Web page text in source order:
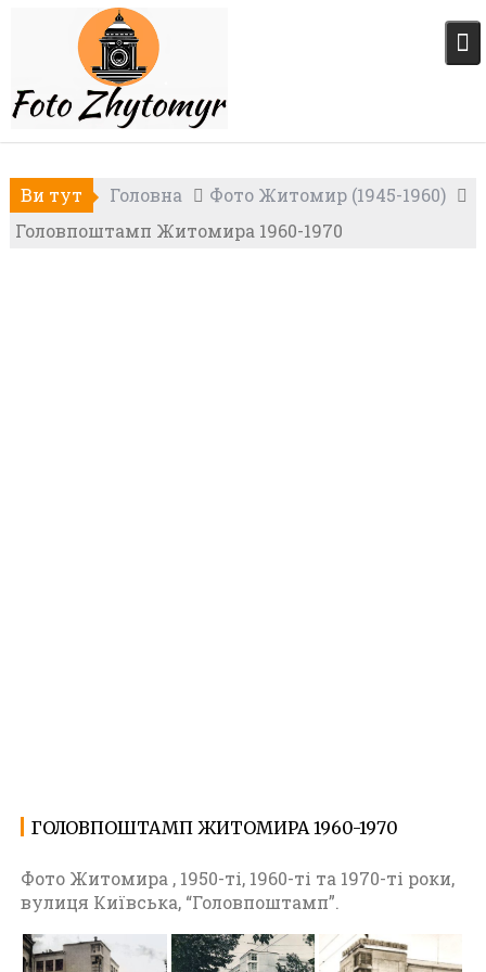
Ви тут Головна
Фото Житомир (1945-1960)
Головпоштамп Житомира 1960-1970
24.04.2023
Ф
т
о
и
ГОЛОВПОШТАМП ЖИТОМИРА 1960-1970
Фото Житомира , 1950-ті, 1960-ті та 1970-ті роки,
вулиця Київська, “Головпоштамп”.